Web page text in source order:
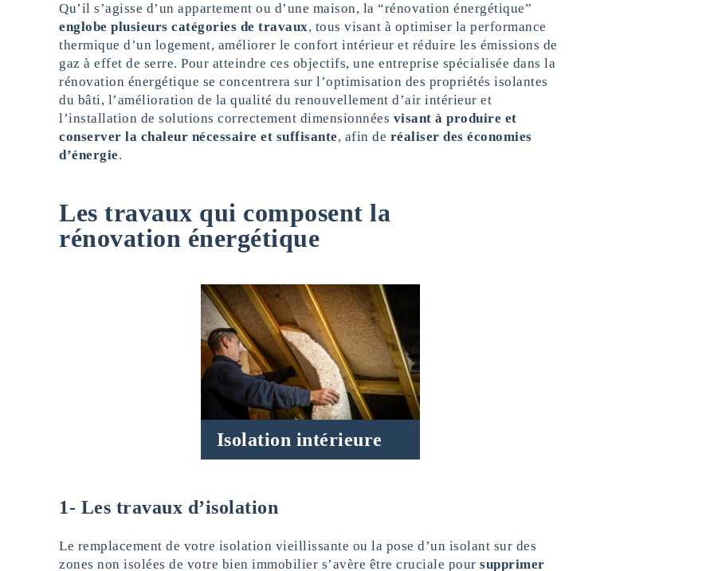
Qu’il s’agisse d’un appartement ou d’une maison, la “rénovation énergétique”
englobe plusieurs catégories de travaux, tous visant à optimiser la performance
thermique d’un logement, améliorer le confort intérieur et réduire les émissions de
gaz à effet de serre. Pour atteindre ces objectifs, une entreprise spécialisée dans la
rénovation énergétique se concentrera sur l’optimisation des propriétés isolantes
du bâti, l’amélioration de la qualité du renouvellement d’air intérieur et
l’installation de solutions correctement dimensionnées visant à produire et
conserver la chaleur nécessaire et suffisante, afin de réaliser des économies
d’énergie.
Les travaux qui composent la
rénovation énergétique
Isolation intérieure
1- Les travaux d’isolation
Le remplacement de votre isolation vieillissante ou la pose d’un isolant sur des
zones non isolées de votre bien immobilier s’avère être cruciale pour supprimer